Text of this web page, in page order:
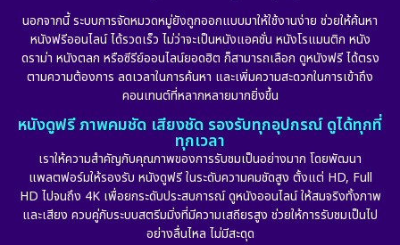
นอกจากนี้ ระบบการจัดหมวดหมู่ยังถูกออกแบบมาให้ใช้งานง่าย ช่วยให้ค้นหา
หนังฟรีออนไลน์ ได้รวดเร็ว ไม่ว่าจะเป็นหนังแอคชั่น หนังโรแมนติก หนัง
ดราม่า หนังตลก หรือซีรีย์ออนไลน์ยอดฮิต ก็สามารถเลือก ดูหนังฟรี ได้ตรง
ตามความต้องการ ลดเวลาในการค้นหา และเพิ่มความสะดวกในการเข้าถึง
คอนเทนต์ที่หลากหลายมากยิ่งขึ้น
หนังดูฟรี ภาพคมชัด เสียงชัด รองรับทุกอุปกรณ์ ดูได้ทุกที่
ทุกเวลา
เราให้ความสำคัญกับคุณภาพของการรับชมเป็นอย่างมาก โดยพัฒนา
แพลตฟอร์มให้รองรับ หนังดูฟรี ในระดับความคมชัดสูง ตั้งแต่ HD, Full
HD ไปจนถึง 4K เพื่อยกระดับประสบการณ์ ดูหนังออนไลน์ ให้สมจริงทั้งภาพ
และเสียง ควบคู่กับระบบสตรีมมิ่งที่มีความเสถียรสูง ช่วยให้การรับชมเป็นไป
อย่างลื่นไหล ไม่มีสะดุด